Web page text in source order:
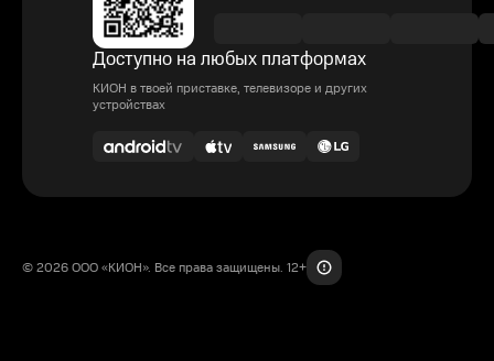
Доступно на любых платформах
КИОН в твоей приставке, телевизоре и других
устройствах
© 2026 ООО «КИОН». Все права защищены. 12+